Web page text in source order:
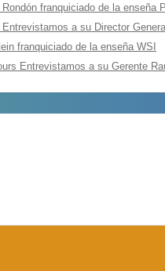
franquiciado de la enseña
a su Director
franquiciado de la enseña WSI
Entrevistamos a su Gerente